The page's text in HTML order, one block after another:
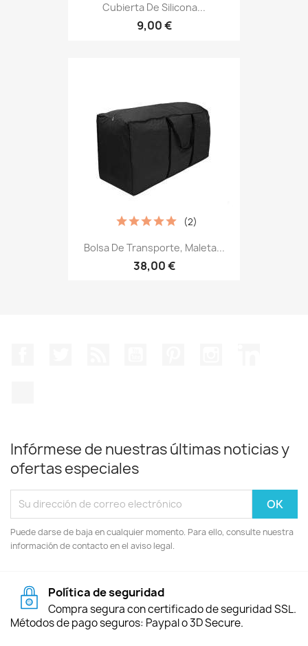
Cubierta De Silicona...
9,00 €
Bolsa De Transporte, Maleta...
38,00 €
(2)
Infórmese de nuestras últimas noticias y
ofertas especiales
Puede darse de baja en cualquier momento. Para ello, consulte nuestra
información de contacto en el aviso legal.
Política de seguridad
Compra segura con certificado de seguridad SSL.
Métodos de pago seguros: Paypal o 3D Secure.